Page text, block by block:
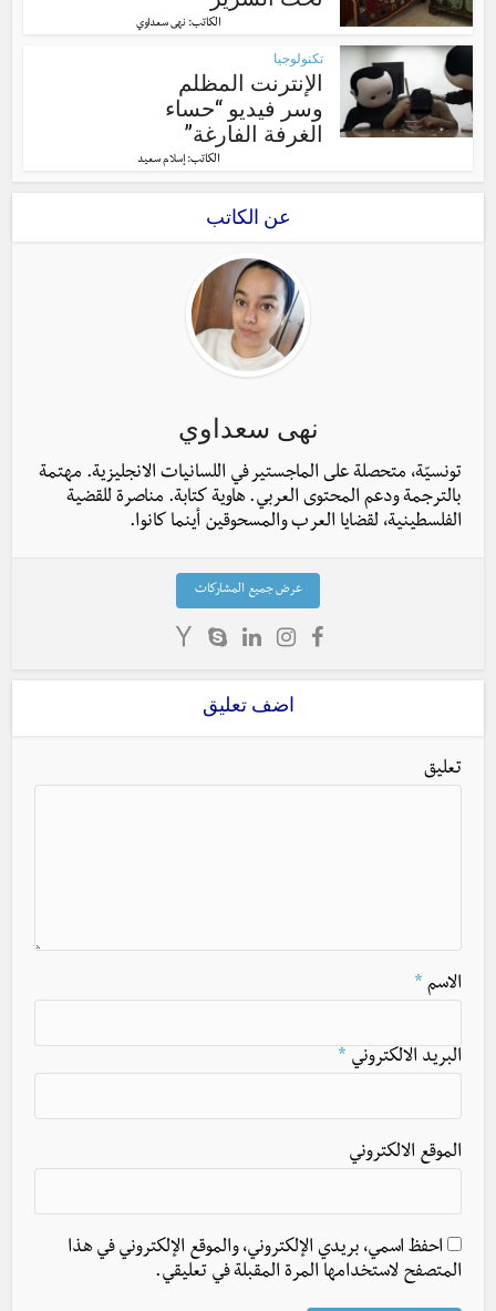
الكاتب: نهى سعداوي
تكنولوجيا
الإنترنت المظلم
وسر فيديو “حساء
الغرفة الفارغة”
الكاتب: إسلام سعيد
عن الكاتب
نهى سعداوي
تونسيّة، متحصلة على الماجستير في اللسانيات الانجليزية. مهتمة
بالترجمة ودعم المحتوى العربي. هاوية كتابة. مناصرة للقضية
الفلسطينية، لقضايا العرب والمسحوقين أينما كانوا.
عرض جميع المشاركات
اضف تعليق
تعليق
الاسم *
البريد الالكتروني *
الموقع الالكتروني
احفظ اسمي، بريدي الإلكتروني، والموقع الإلكتروني في هذا
المتصفح لاستخدامها المرة المقبلة في تعليقي.